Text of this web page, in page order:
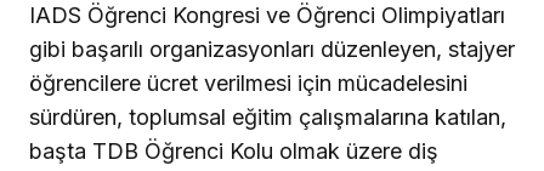
IADS Öğrenci Kongresi ve Öğrenci Olimpiyatları
gibi başarılı organizasyonları düzenleyen, stajyer
öğrencilere ücret verilmesi için mücadelesini
sürdüren, toplumsal eğitim çalışmalarına katılan,
başta TDB Öğrenci Kolu olmak üzere diş